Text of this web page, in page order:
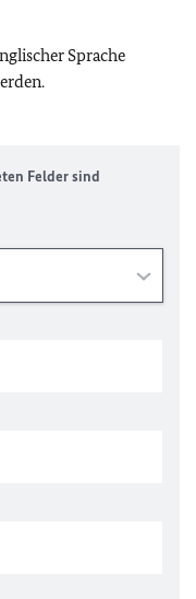
Sprache
Felder sind